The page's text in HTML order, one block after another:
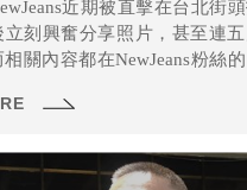
近期被直擊在台北街
立刻興奮分享照片，甚至連
關內容都在NewJeans粉絲
檢查手機，都讓網友質疑：